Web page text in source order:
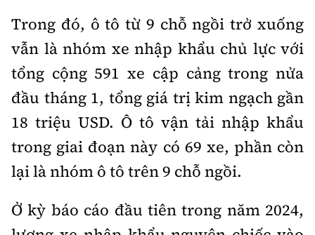
Tư vấn
Xe máy
Cơ quan chủ quản: Bộ Xây dựng
Tổng biên tập:
Nguyễn Thị Hồng Nga
Trưởng ban Ô tô - Xe máy:Nguyễn Tiến Mạnh
Chuyên trang của Báo Xây dựng
Trong đó, ô tô từ 9 chỗ ngồi trở xuống
vẫn là nhóm xe nhập khẩu chủ lực với
tổng cộng 591 xe cập cảng trong nửa
đầu tháng 1, tổng giá trị kim ngạch gần
18 triệu USD. Ô tô vận tải nhập khẩu
trong giai đoạn này có 69 xe, phần còn
lại là nhóm ô tô trên 9 chỗ ngồi.
Ở kỳ báo cáo đầu tiên trong năm 2024,